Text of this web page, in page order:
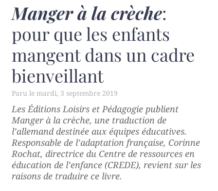
Manger à la crèche:
pour que les enfants
mangent dans un cadre
bienveillant
mardi, 3 septembre 2019
Les Éditions Loisirs et Pédagogie publient
Manger à la crèche, une traduction de
l’allemand destinée aux équipes éducatives.
Responsable de l’adaptation française, Corinne
Rochat, directrice du Centre de ressources en
éducation de l’enfance (CREDE), revient sur les
raisons de traduire ce livre.